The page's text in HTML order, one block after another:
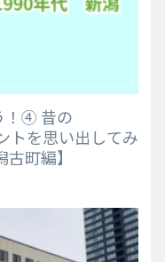
！④ 昔の
トを思い出してみ
町編】